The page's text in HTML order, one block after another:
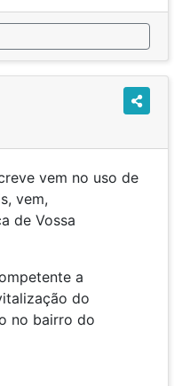
vem no uso de
vem,
de Vossa
a
do
no bairro do